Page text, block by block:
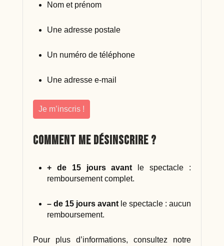
Nom et prénom
Une adresse postale
Un numéro de téléphone
Une adresse e-mail
Je m’inscris !
Comment me désinscrire ?
+ de 15 jours avant
le spectacle :
remboursement complet.
– de 15 jours avant le spectacle : aucun
remboursement.
Pour plus d’informations, consultez notre